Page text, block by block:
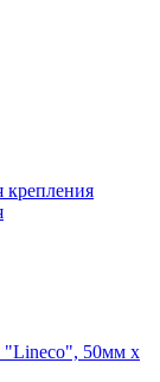
крепления